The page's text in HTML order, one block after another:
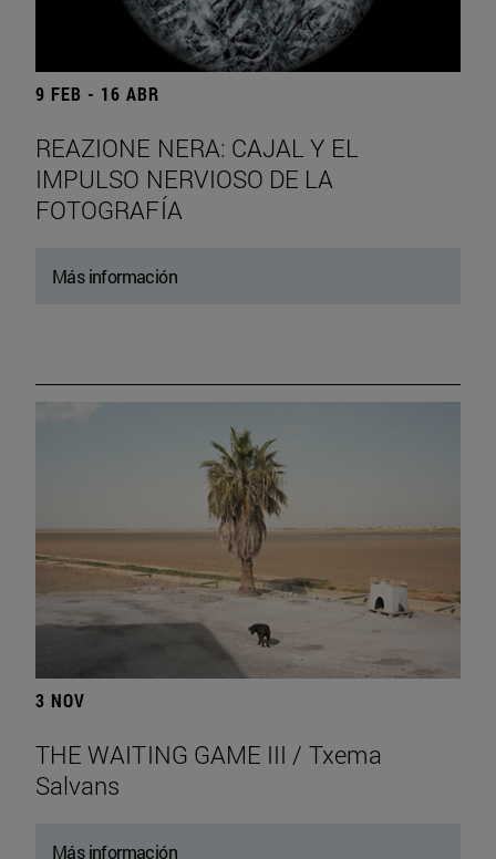
9 FEB - 16 ABR
REAZIONE NERA: CAJAL Y EL
IMPULSO NERVIOSO DE LA
FOTOGRAFÍA
Más información
3 NOV
THE WAITING GAME III / Txema
Salvans
Más información